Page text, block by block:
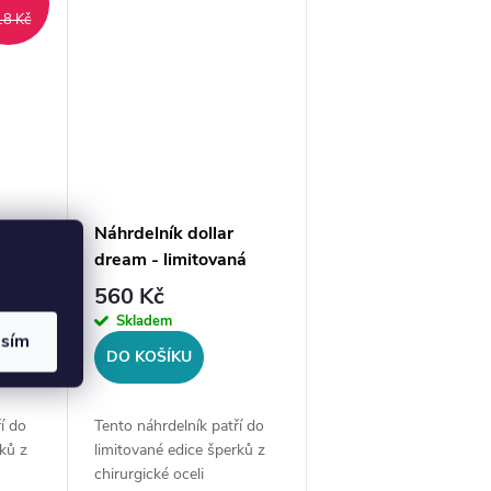
Kč
do
z
Náhrdelník dollar
dream - limitovaná
edice, zlatá ocel
560 Kč
Skladem
DO KOŠÍKU
Tento náhrdelník patří do
limitované edice šperků z
chirurgické oceli